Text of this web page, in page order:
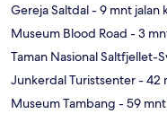
Gereja Saltdal- 9 mnt jalan
Museum Blood Road - 3
Taman Nasional Saltfjellet-
Junkerdal Turistsenter- 42
Museum Tambang - 59